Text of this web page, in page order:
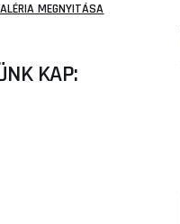
MEGNYITÁSA
KAP: